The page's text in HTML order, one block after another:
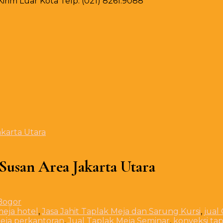
Utara
Area Jakarta Utara
hotel ,Jasa Jahit Taplak Meja dan Sarung Kursi, jual
perkantoran,Jual Taplak Meja Seminar, konveksi